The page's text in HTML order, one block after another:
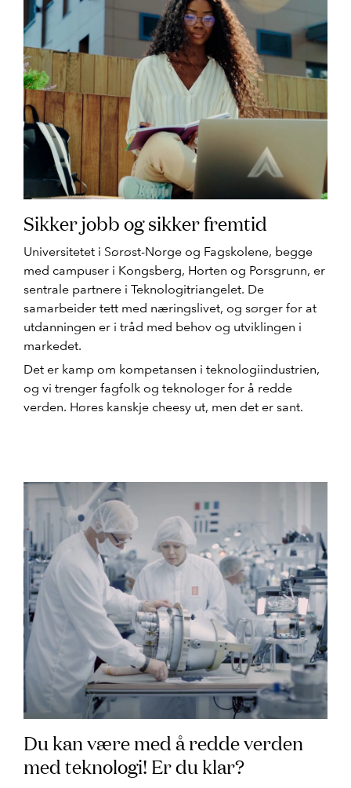
Sikker jobb og sikker fremtid
Universitetet i Sørøst-Norge og Fagskolene, begge
med campuser i Kongsberg, Horten og Porsgrunn, er
sentrale partnere i Teknologitriangelet. De
samarbeider tett med næringslivet, og sørger for at
utdanningen er i tråd med behov og utviklingen i
markedet.
Det er kamp om kompetansen i teknologiindustrien,
og vi trenger fagfolk og teknologer for å redde
verden. Høres kanskje cheesy ut, men det er sant.
Du kan være med å redde verden
med teknologi! Er du klar?